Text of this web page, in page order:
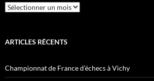
Archives
ARTICLES RÉCENTS
Championnat de France d’échecs à Vichy